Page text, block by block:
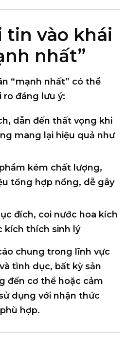
tin vào khái
nhất”
“mạnh nhất” có thể
ro đáng lưu ý:
, dẫn đến thất vọng khi
mang lại hiệu quả như
kém chất lượng,
tổng hợp nồng, dễ gây
đích, coi nước hoa kích
kích thích sinh lý
chung trong lĩnh vực
tình dục, bất kỳ sản
đến cơ thể hoặc cảm
dụng với nhận thức
hợp.